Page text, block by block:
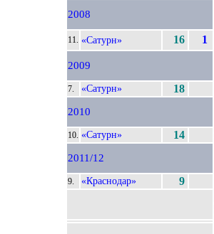
2008
11. «Сатурн» 16 1
2009
7. «Сатурн» 18
2010
10. «Сатурн» 14
2011/12
9. «Краснодар» 9